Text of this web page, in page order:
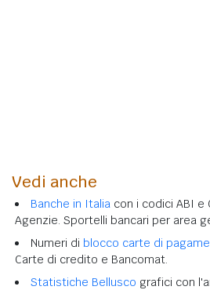
Vedi anche
Banche in Italia con i codici ABI e
Agenzie. Sportelli bancari per area
Numeri di blocco carte di
Carte di credito e Bancomat.
Statistiche Bellusco grafici con